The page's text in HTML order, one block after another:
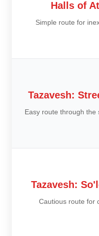
Halls of
Simple route for
Tazavesh:
Easy route through the
Tazavesh:
Сautious route for